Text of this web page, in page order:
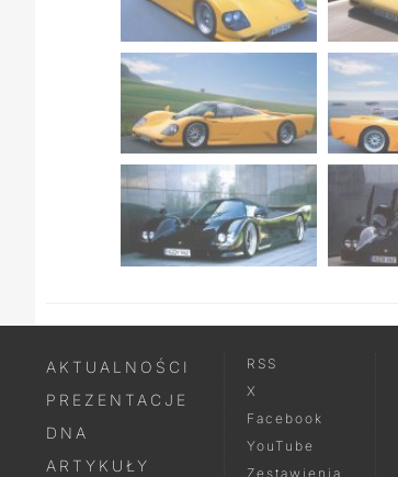
AKTUALNOŚCI
PREZENTACJE
DNA
ARTYKUŁY
RSS
X
Facebook
YouTube
Zestawienia